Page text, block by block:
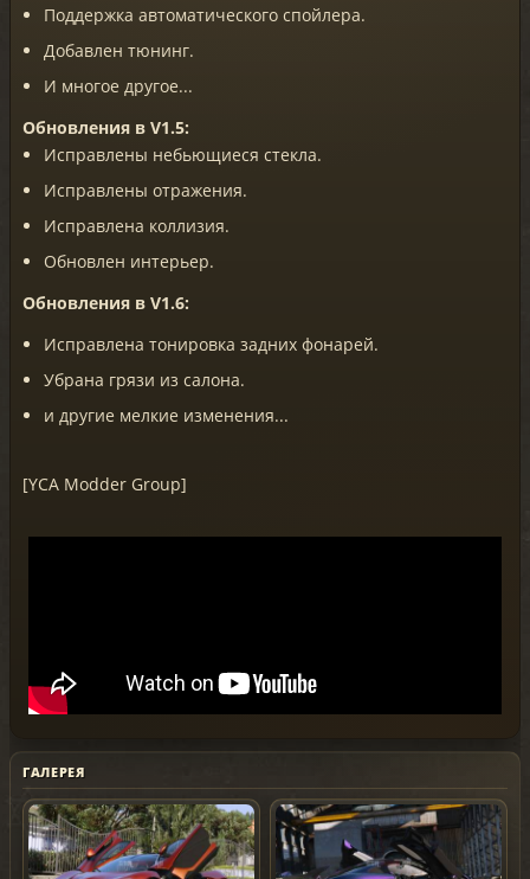
Поддержка автоматического спойлера.
Добавлен тюнинг.
И многое другое...
Обновления в V1.5:
Исправлены небьющиеся стекла.
Исправлены отражения.
Исправлена коллизия.
Обновлен интерьер.
Обновления в V1.6:
Исправлена тонировка задних фонарей.
Убрана грязи из салона.
и другие мелкие изменения...
[YCA Modder Group]
ГАЛЕРЕЯ